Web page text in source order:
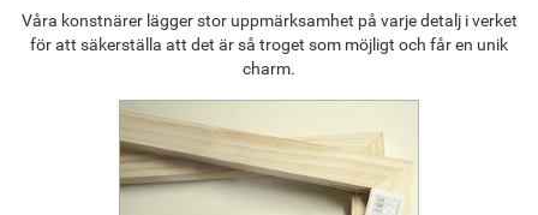
Våra konstnärer lägger stor uppmärksamhet på varje detalj i verket
för att säkerställa att det är så troget som möjligt och får en unik
charm.